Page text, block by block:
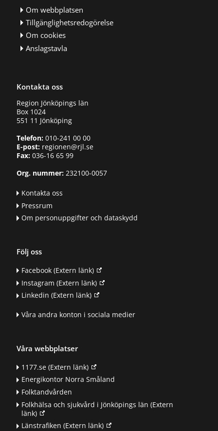
Om webbplatsen
Tillgänglighetsredogörelse
Om cookies
Anslagstavla
Kontakta oss
Region Jönköpings län
Box 1024
551 11 Jönköping
Telefon:010-241 00 00
E-post:regionen@rjl.se
Fax: 036-16 65 99
Org. nummer:232100-0057
Kontakta oss
Pressrum
Om personuppgifter och dataskydd
Följ oss
Facebook(Extern länk)
Instagram (Extern länk)
Linkedin (Extern länk)
Våra andra konton i sociala medier
Våra webbplatser
1177.se(Extern länk)
Energikontor Norra Småland
Folktandvården
Folkhälsa och sjukvård i Jönköpings län (Extern
länk)
Länstrafiken (Extern länk)